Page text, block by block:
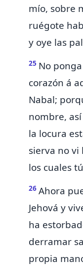
mío, sobre
ruégote
y oye las
25 No
corazón á
Nabal;
nombre,
la locura
sierva no vi
los cuales
26 Ahora
Jehová y
ha
derramar
propia